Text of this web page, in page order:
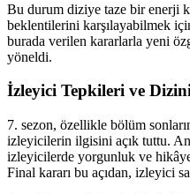
Bu durum diziye taze bir enerji
beklentilerini karşılayabilmek
burada verilen kararlarla yeni
yöneldi.
İzleyici Tepkileri ve
7. sezon, özellikle bölüm
izleyicilerin ilgisini açık tuttu.
izleyicilerde yorgunluk ve
Final kararı bu açıdan, izleyici